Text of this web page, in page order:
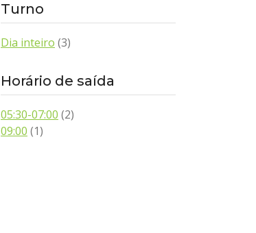
Turno
Dia inteiro (3)
Horário de saída
05:30-07:00 (2)
09:00 (1)